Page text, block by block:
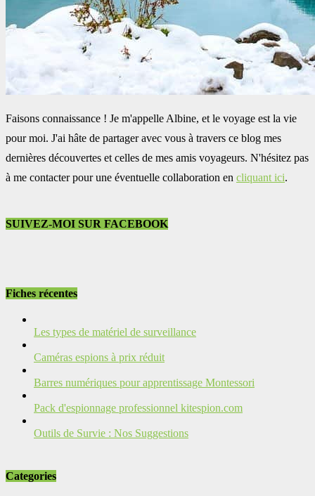
Faisons connaissance ! Je m'appelle Albine, et le voyage est la vie
pour moi. J'ai hâte de partager avec vous à travers ce blog mes
dernières découvertes et celles de mes amis voyageurs. N'hésitez pas
à me contacter pour une éventuelle collaboration en cliquant ici.
SUIVEZ-MOI SUR FACEBOOK
Fiches récentes
Les types de matériel de surveillance
Caméras espions à prix réduit
Barres numériques pour apprentissage Montessori
Pack d'espionnage professionnel kitespion.com
Outils de Survie : Nos Suggestions
Categories